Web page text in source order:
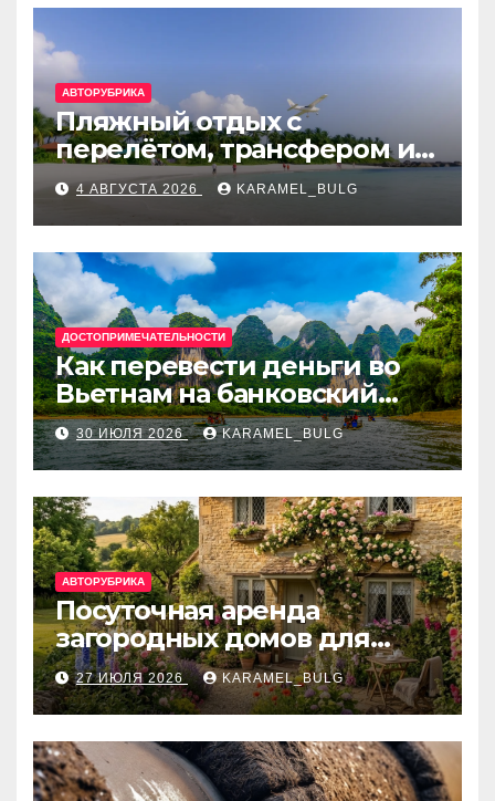
АВТОРУБРИКА
Пляжный отдых с
перелётом, трансфером и
отелем на Мальдивах, в
Турции, Греции, Таиланде
и Европе
4 АВГУСТА 2026 KARAMEL_BULG
ДОСТОПРИМЕЧАТЕЛЬНОСТИ
Как перевести деньги во
Вьетнам на банковский
счёт: VietcomBank, BIDV,
Techcombank и другие
банки
30 ИЮЛЯ 2026 KARAMEL_BULG
АВТОРУБРИКА
Посуточная аренда
загородных домов для
отдыха
27 ИЮЛЯ 2026 KARAMEL_BULG